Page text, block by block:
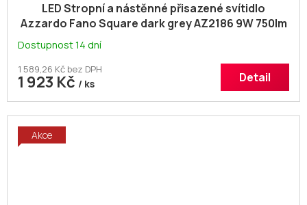
LED Stropní a nástěnné přisazené svítidlo
Azzardo Fano Square dark grey AZ2186 9W 750lm
3000K IP54 22cm hranaté tmavě šedé
Dostupnost 14 dní
1 589,26 Kč bez DPH
1 923 Kč / ks Detail
Akce